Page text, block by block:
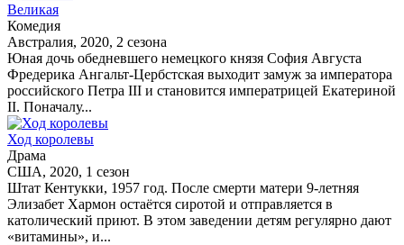
Великая
Комедия
Австралия, 2020, 2 сезона
Юная дочь обедневшего немецкого князя София Августа
Фредерика Ангальт-Цербстская выходит замуж за императора
российского Петра III и становится императрицей Екатериной
II. Поначалу...
Ход королевы
Драма
США, 2020, 1 сезон
Штат Кентукки, 1957 год. После смерти матери 9-летняя
Элизабет Хармон остаётся сиротой и отправляется в
католический приют. В этом заведении детям регулярно дают
«витамины», и...